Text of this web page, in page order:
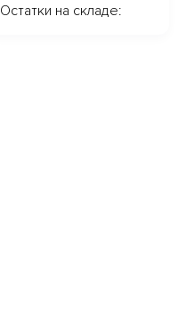
Остатки на складе: